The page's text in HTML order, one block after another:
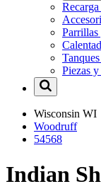
Parrillas
Piezas
Wisconsin WI
Woodruff
54568
Indian